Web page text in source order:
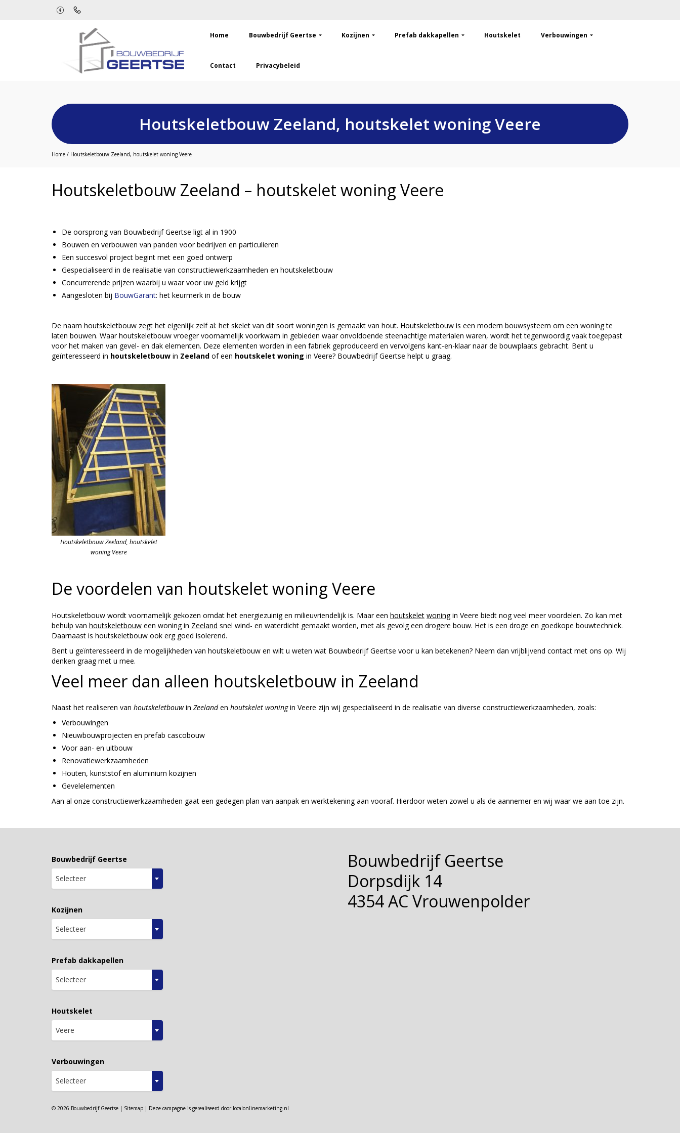
Home Bouwbedrijf Geertse Kozijnen Prefab dakkapellen Houtskelet Verbouwingen
Contact Privacybeleid
Houtskeletbouw Zeeland, houtskelet woning Veere
Home / Houtskeletbouw Zeeland, houtskelet woning Veere
Houtskeletbouw Zeeland – houtskelet woning Veere
De oorsprong van Bouwbedrijf Geertse ligt al in 1900
Bouwen en verbouwen van panden voor bedrijven en particulieren
Een succesvol project begint met een goed ontwerp
Gespecialiseerd in de realisatie van constructiewerkzaamheden en houtskeletbouw
Concurrerende prijzen waarbij u waar voor uw geld krijgt
Aangesloten bij BouwGarant: het keurmerk in de bouw
De naam houtskeletbouw zegt het eigenlijk zelf al: het skelet van dit soort woningen is gemaakt van hout. Houtskeletbouw is een modern bouwsysteem om een woning te
laten bouwen. Waar houtskeletbouw vroeger voornamelijk voorkwam in gebieden waar onvoldoende steenachtige materialen waren, wordt het tegenwoordig vaak toegepast
voor het maken van gevel- en dak elementen. Deze elementen worden in een fabriek geproduceerd en vervolgens kant-en-klaar naar de bouwplaats gebracht. Bent u
geïnteresseerd in houtskeletbouw in Zeeland of een houtskelet woning in Veere? Bouwbedrijf Geertse helpt u graag.
Houtskeletbouw Zeeland, houtskelet
woning Veere
De voordelen van houtskelet woning Veere
Houtskeletbouw wordt voornamelijk gekozen omdat het energiezuinig en milieuvriendelijk is. Maar een houtskelet woningin Veere biedt nog veel meer voordelen. Zo kan met
behulp van houtskeletbouw een woning in Zeeland snel wind- en waterdicht gemaakt worden, met als gevolg een drogere bouw. Het is een droge en goedkope bouwtechniek.
Daarnaast is houtskeletbouw ook erg goed isolerend.
Bent u geïnteresseerd in de mogelijkheden van houtskeletbouw en wilt u weten wat Bouwbedrijf Geertse voor u kan betekenen? Neem dan vrijblijvend contact met ons op. Wij
denken graag met u mee.
Veel meer dan alleen houtskeletbouw in Zeeland
Naast het realiseren van houtskeletbouwin Zeelanden houtskelet woningin Veere zijn wij gespecialiseerd in de realisatie van diverse constructiewerkzaamheden, zoals:
Verbouwingen
Nieuwbouwprojecten en prefab cascobouw
Voor aan- en uitbouw
Renovatiewerkzaamheden
Houten, kunststof en aluminium kozijnen
Gevelelementen
Aan al onze constructiewerkzaamheden gaat een gedegen plan van aanpak en werktekening aan vooraf. Hierdoor weten zowel u als de aannemer en wij waar we aan toe zijn.
Bouwbedrijf Geertse
Selecteer
Kozijnen
Selecteer
Prefab dakkapellen
Selecteer
Houtskelet
Veere
Verbouwingen
Selecteer
Bouwbedrijf Geertse
Dorpsdijk 14
4354 AC Vrouwenpolder
© 2026 Bouwbedrijf Geertse | Sitemap | Deze campagne is gerealiseerd door localonlinemarketing.nl